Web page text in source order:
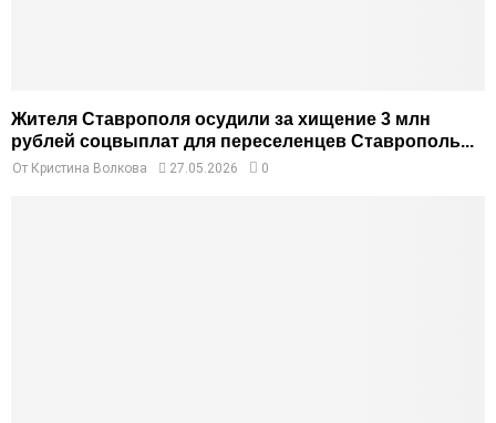
Жителя Ставрополя осудили за хищение 3 млн
рублей соцвыплат для переселенцев Ставрополь...
От Кристина Волкова 27.05.2026 0